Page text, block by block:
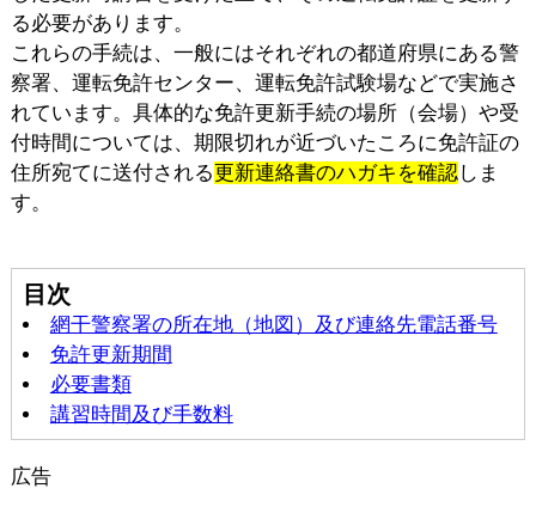
る必要があります。
これらの手続は、一般にはそれぞれの都道府県にある警
察署、運転免許センター、運転免許試験場などで実施さ
れています。具体的な免許更新手続の場所（会場）や受
付時間については、期限切れが近づいたころに免許証の
住所宛てに送付される更新連絡書のハガキを確認しま
す。
目次
網干警察署の所在地（地図）及び連絡先電話番号
免許更新期間
必要書類
講習時間及び手数料
広告